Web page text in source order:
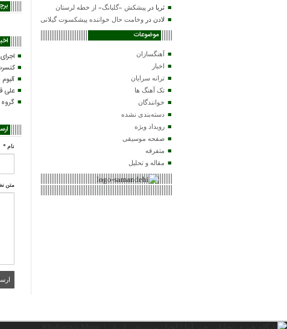
ثریا در پیشکش «گلبانگ» از خطه لرستان
لادن در وخامت حال خواننده پیشکسوت گیلانی
موضوعات
آهنگسازان
اخبار
ترانه سرایان
تک آهنگ ها
خوانندگان
دسته‌بندی نشده
رویداد ویژه
صفحه موسیقی
متفرقه
مقاله و تحلیل
علی
نام *
متن